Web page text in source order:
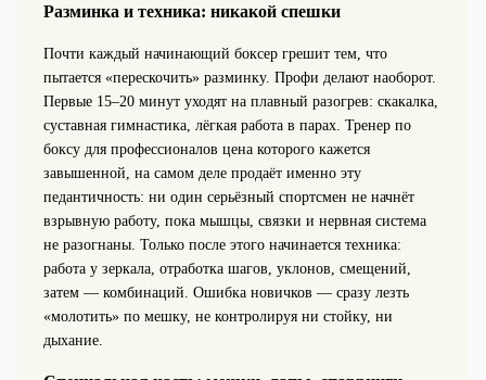
Разминка и техника: никакой спешки
Почти каждый начинающий боксер грешит тем, что
пытается «перескочить» разминку. Профи делают наоборот.
Первые 15–20 минут уходят на плавный разогрев: скакалка,
суставная гимнастика, лёгкая работа в парах. Тренер по
боксу для профессионалов цена которого кажется
завышенной, на самом деле продаёт именно эту
педантичность: ни один серьёзный спортсмен не начнёт
взрывную работу, пока мышцы, связки и нервная система
не разогнаны. Только после этого начинается техника:
работа у зеркала, отработка шагов, уклонов, смещений,
затем — комбинаций. Ошибка новичков — сразу лезть
«молотить» по мешку, не контролируя ни стойку, ни
дыхание.